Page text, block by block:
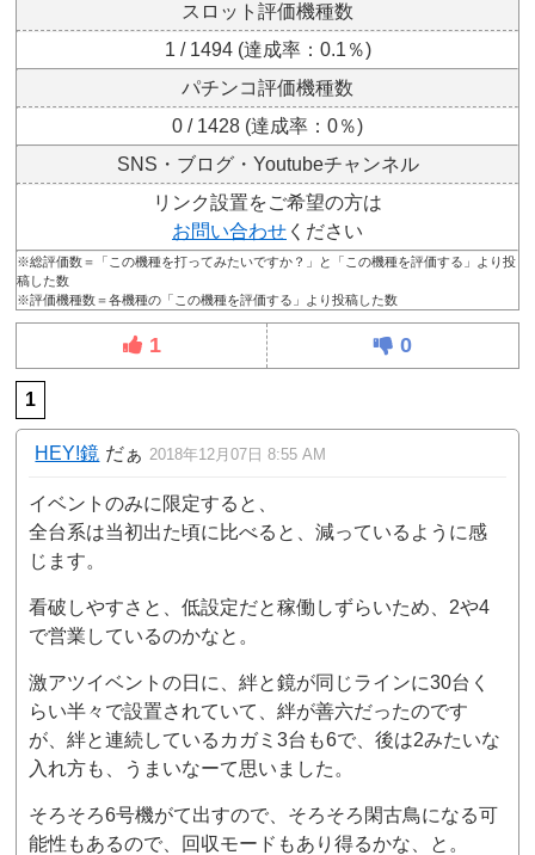
スロット評価機種数
1 / 1494 (達成率：0.1％)
パチンコ評価機種数
0 / 1428 (達成率：0％)
SNS・ブログ・Youtubeチャンネル
リンク設置をご希望の方は
お問い合わせ ください
※総評価数＝「この機種を打ってみたいですか？」と「この機種を評価する」より投
稿した数
※評価機種数＝各機種の「この機種を評価する」より投稿した数
1 0
1
HEY!鏡 だぁ 2018年12月07日 8:55 AM
イベントのみに限定すると、
全台系は当初出た頃に比べると、減っているように感
じます。
看破しやすさと、低設定だと稼働しずらいため、2や4
で営業しているのかなと。
激アツイベントの日に、絆と鏡が同じラインに30台く
らい半々で設置されていて、絆が善六だったのです
が、絆と連続しているカガミ3台も6で、後は2みたいな
入れ方も、うまいなーて思いました。
そろそろ6号機がて出すので、そろそろ閑古鳥になる可
能性もあるので、回収モードもあり得るかな、と。